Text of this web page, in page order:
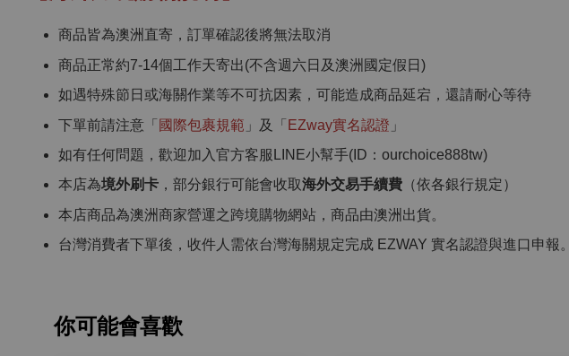
商品皆為澳洲直寄，訂單確認後將無法取消
商品正常約7-14個工作天寄出(不含週六日及澳洲國定假日)
如遇特殊節日或海關作業等不可抗因素，可能造成商品延宕，還請耐心等待
下單前請注意「 國際包裹規範 」及「 EZway實名認證 」
如有任何問題，歡迎加入官方客服LINE小幫手(ID：ourchoice888tw)
本店為境外刷卡 ，部分銀行可能會收取海外交易手續費 （依各銀行規定）
本店商品為澳洲商家營運之跨境購物網站，商品由澳洲出貨。
台灣消費者下單後，收件人需依台灣海關規定完成 EZWAY 實名認證與進口申報。
你可能會喜歡